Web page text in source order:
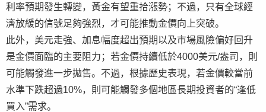
利率預期發生轉變，黃金有望重拾漲勢；不過，只有全球經
濟放緩的信號足夠強烈，才可能推動金價向上突破。
此外，美元走強、加息幅度超出預期以及市場風險偏好回升
是金價面臨的主要阻力；若金價持續低於4000美元/盎司，則
可能觸發進一步拋售。不過，根據歷史表現，若金價較當前
水準下跌超過10%，則可能觸發多個地區長期投資者的“逢低
買入”需求。